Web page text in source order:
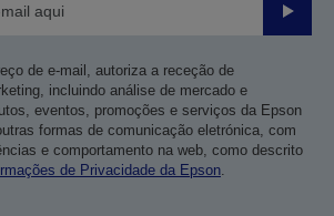
Enviar
de e-mail, autoriza a receção de
incluindo análise de mercado e
eventos, promoções e serviços da Epson
formas de comunicação eletrónica, com
e comportamento na web, como descrito
de Privacidade da Epson